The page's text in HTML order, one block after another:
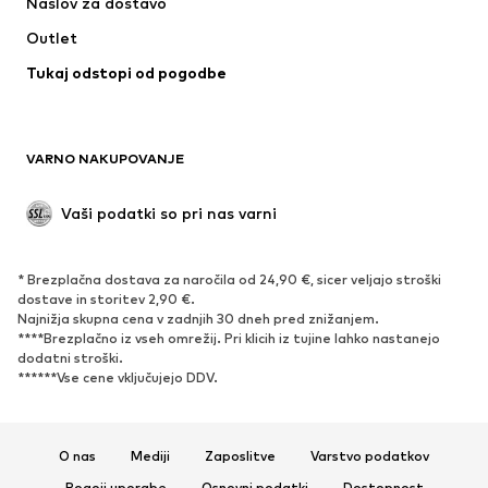
Outlet
Tukaj odstopi od pogodbe
VARNO NAKUPOVANJE
Vaši podatki so pri nas varni
* Brezplačna dostava za naročila od 24,90 €, sicer veljajo stroški
dostave in storitev 2,90 €.
Najnižja skupna cena v zadnjih 30 dneh pred znižanjem.
****Brezplačno iz vseh omrežij. Pri klicih iz tujine lahko nastanejo
dodatni stroški.
******Vse cene vključujejo DDV.
O nas Mediji Zaposlitve
Varstvo podatkov